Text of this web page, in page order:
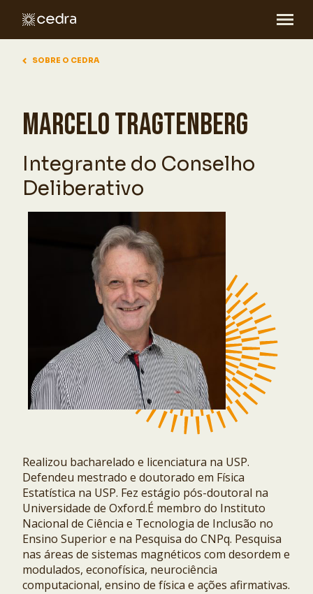
SOBRE O CEDRA
MARCELO TRAGTENBERG
Integrante do Conselho
Deliberativo
Realizou bacharelado e licenciatura na USP.
Defendeu mestrado e doutorado em Física
Estatística na USP. Fez estágio pós-doutoral na
Universidade de Oxford.É membro do Instituto
Nacional de Ciência e Tecnologia de Inclusão no
Ensino Superior e na Pesquisa do CNPq. Pesquisa
nas áreas de sistemas magnéticos com desordem e
modulados, econofísica, neurociência
computacional, ensino de física e ações afirmativas.